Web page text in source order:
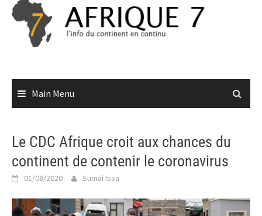
Skip
content
Main Menu
Le CDC Afrique croit aux chances du
continent de contenir le coronavirus
01/08/2020 Sumai Issa